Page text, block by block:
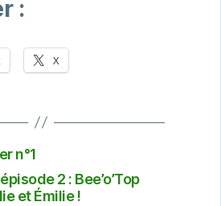
:
X
n°1
2 : Bee’o’Top
et Émilie !